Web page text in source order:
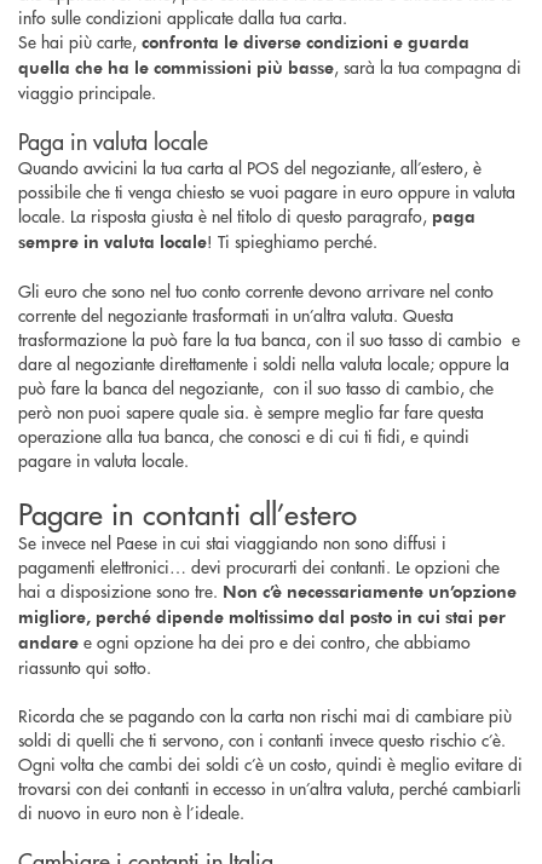
info sulle condizioni applicate dalla tua carta.
Se hai più carte, confronta le diverse condizioni e guarda
quella che ha le commissioni più basse, sarà la tua compagna di
viaggio principale.
Paga in valuta locale
Quando avvicini la tua carta al POS del negoziante, all’estero, è
possibile che ti venga chiesto se vuoi pagare in euro oppure in valuta
locale. La risposta giusta è nel titolo di questo paragrafo, paga
sempre in valuta locale! Ti spieghiamo perché.
Gli euro che sono nel tuo conto corrente devono arrivare nel conto
corrente del negoziante trasformati in un’altra valuta. Questa
trasformazione la può fare la tua banca, con il suo tasso di cambio e
dare al negoziante direttamente i soldi nella valuta locale; oppure la
può fare la banca del negoziante, con il suo tasso di cambio, che
però non puoi sapere quale sia. è sempre meglio far fare questa
operazione alla tua banca, che conosci e di cui ti fidi, e quindi
pagare in valuta locale.
Pagare in contanti all’estero
Se invece nel Paese in cui stai viaggiando non sono diffusi i
pagamenti elettronici… devi procurarti dei contanti. Le opzioni che
hai a disposizione sono tre. Non c’è necessariamente un’opzione
migliore, perché dipende moltissimo dal posto in cui stai per
andare e ogni opzione ha dei pro e dei contro, che abbiamo
riassunto qui sotto.
Ricorda che se pagando con la carta non rischi mai di cambiare più
soldi di quelli che ti servono, con i contanti invece questo rischio c’è.
Ogni volta che cambi dei soldi c’è un costo, quindi è meglio evitare di
trovarsi con dei contanti in eccesso in un’altra valuta, perché cambiarli
di nuovo in euro non è l’ideale.